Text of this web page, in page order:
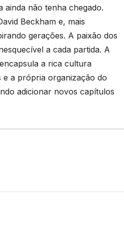
ainda não tenha chegado.
Beckham e, mais
gerações. A paixão dos
a cada partida. A
a rica cultura
a própria organização do
adicionar novos capítulos